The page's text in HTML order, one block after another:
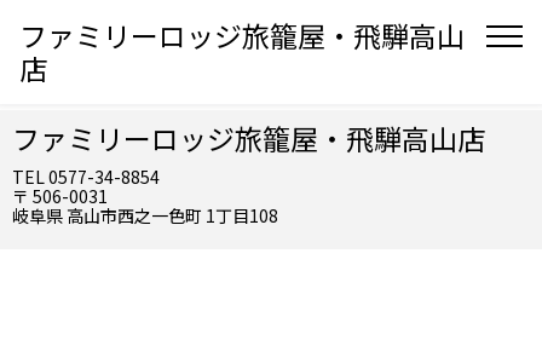
ファミリーロッジ旅籠屋・飛騨高山
店
ファミリーロッジ旅籠屋・飛騨高山店
TEL 0577-34-8854
〒 506-0031
岐阜県 高山市西之一色町 1丁目108